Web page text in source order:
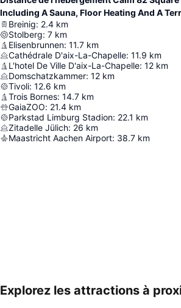
Including A Sauna, Floor Heating And A
Breinig: 2.4 km
Stolberg: 7 km
Elisenbrunnen: 11.7 km
Cathédrale D'aix-La-Chapelle: 11.9 km
L'hotel De Ville D'aix-La-Chapelle: 12 km
Domschatzkammer: 12 km
Tivoli: 12.6 km
Trois Bornes: 14.7 km
GaiaZOO: 21.4 km
Parkstad Limburg Stadion: 22.1 km
Zitadelle Jülich: 26 km
Maastricht Aachen Airport: 38.7 km
Explorez les attractions à